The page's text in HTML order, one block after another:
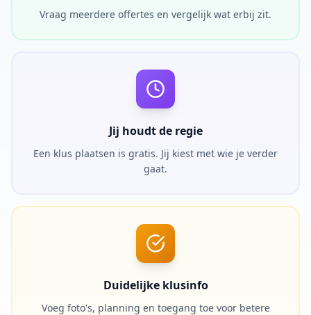
Vraag meerdere offertes en vergelijk wat erbij zit.
Jij houdt de regie
Een klus plaatsen is gratis. Jij kiest met wie je verder
gaat.
Duidelijke klusinfo
Voeg foto's, planning en toegang toe voor betere